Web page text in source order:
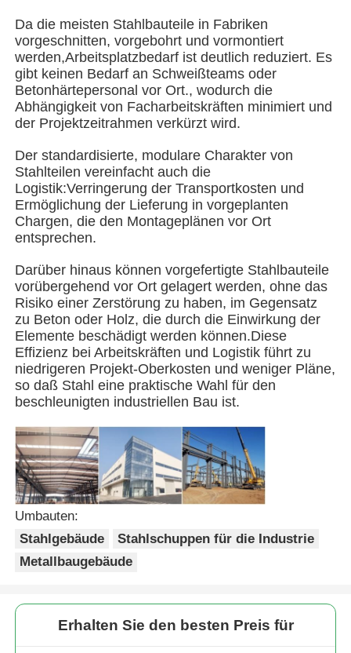
Über uns
Fabrik Tour
Kontakt
Nachrichten
Alle Fälle
Referenzen
Stahlkonstruktion Gebäude
Werkstatt für Stahlkonstruktionen
Stahlkonstruktionslager
Stahlkonstruktionsschuppen
Da die meisten Stahlbauteile in Fabriken
vorgeschnitten, vorgebohrt und vormontiert
werden,Arbeitsplatzbedarf ist deutlich reduziert. Es
gibt keinen Bedarf an Schweißteams oder
Betonhärtepersonal vor Ort., wodurch die
Abhängigkeit von Facharbeitskräften minimiert und
der Projektzeitrahmen verkürzt wird.
Der standardisierte, modulare Charakter von
Stahlteilen vereinfacht auch die
Logistik:Verringerung der Transportkosten und
Ermöglichung der Lieferung in vorgeplanten
Chargen, die den Montageplänen vor Ort
entsprechen.
Darüber hinaus können vorgefertigte Stahlbauteile
vorübergehend vor Ort gelagert werden, ohne das
Risiko einer Zerstörung zu haben, im Gegensatz
zu Beton oder Holz, die durch die Einwirkung der
Elemente beschädigt werden können.Diese
Effizienz bei Arbeitskräften und Logistik führt zu
niedrigeren Projekt-Oberkosten und weniger Pläne,
so daß Stahl eine praktische Wahl für den
beschleunigten industriellen Bau ist.
Umbauten:
Stahlgebäude
Stahlschuppen für die Industrie
Metallbaugebäude
Erhalten Sie den besten Preis für